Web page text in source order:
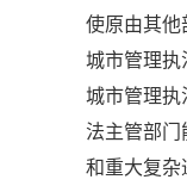
使原由其
城市管理
城市管理
法主管部
和重大复